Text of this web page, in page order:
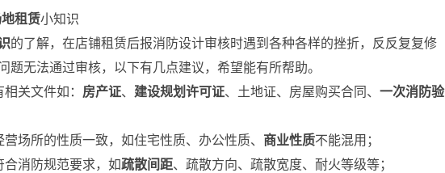
租赁小知识
的了解，在店铺租赁后报消防设计审核时遇到各种各样的挫折，反反复复修
题无法通过审核，以下有几点建议，希望能有所帮助。
关文件如： 房产证、 建设规划许可证、土地证、房屋购买合同、 一次消防验
营场所的性质一致，如住宅性质、办公性质、 商业性质不能混用；
消防规范要求，如疏散间距、疏散方向、疏散宽度、耐火等级等；